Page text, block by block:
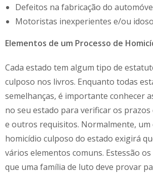
Defeitos na fabricação do
Motoristas inexperientes e/ou
Elementos de um Processo de
Cada estado tem algum tipo de
culposo nos livros. Enquanto todas
semelhanças, é importante conhecer
no seu estado para verificar os
e outros requisitos. Normalmente, um
homicídio culposo do estado exigirá
vários elementos comuns. Estessão
que uma família de luto deve provar